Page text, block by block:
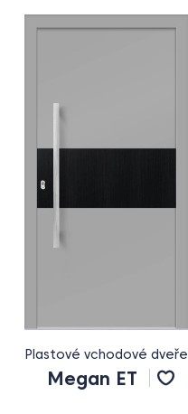
Plastové vchodové dveře
Megan ET